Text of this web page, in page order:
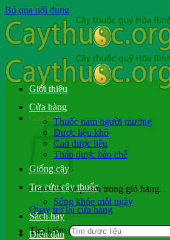
Bỏ qua nội dung
Giỏ hàng
Chưa có sản phẩm trong giỏ hàng.
Quay trở lại cửa hàng
Tìm kiếm:
Giới thiệu
Cửa hàng
Thuốc nam người mường
Dược liệu khô
Cao dược liệu
Thảo dược bào chế
Giống cây
Tra cứu cây thuốc
Sống khỏe mỗi ngày
Sách hay
Diễn đàn